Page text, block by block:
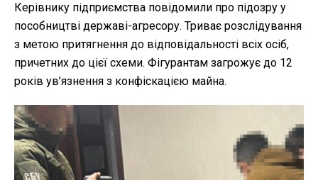
Керівнику підприємства повідомили про підозру у
пособництві державі-агресору. Триває розслідування
з метою притягнення до відповідальності всіх осіб,
причетних до цієї схеми. Фігурантам загрожує до 12
років ув’язнення з конфіскацією майна.